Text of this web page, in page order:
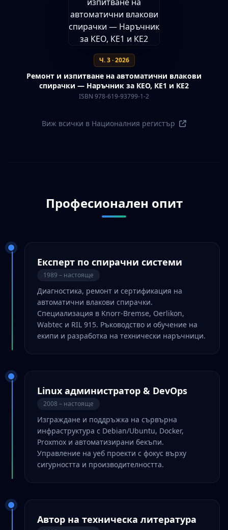
Ч. 3 · 2026
Ремонт и изпитване на автоматични влакови
спирачки — Наръчник за КЕО, КЕ1 и КЕ2
ISBN 978-619-93799-1-2
Виж всички в Националния регистър
Професионален опит
Експерт по спирачни системи
1989 – настояще
Диагностика, ремонт и сертификация на
автоматични влакови спирачки.
Специализация в Knorr-Bremse, Oerlikon,
Wabtec и RIL 915. Ръководство и обучение на
екипи и разработка на технически наръчници.
Linux администратор & DevOps
2008 – настояще
Изграждане и поддръжка на сървърна
инфраструктура с Debian/Ubuntu, Docker,
Proxmox и автоматизирани бекъпи.
Управление на уеб проекти с фокус върху
сигурността и производителността.
Автор на техническа литература